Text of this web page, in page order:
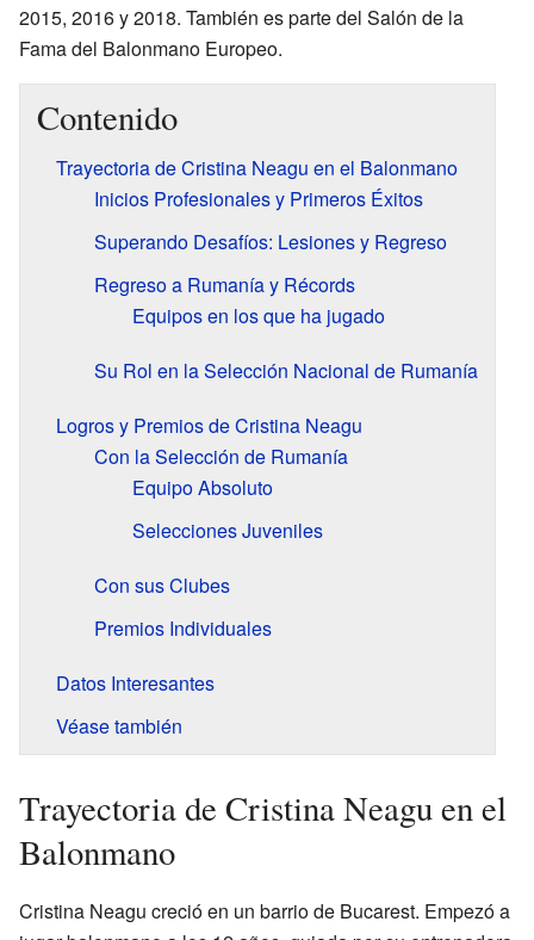
2015, 2016 y 2018. También es parte del Salón de la
Fama del Balonmano Europeo.
Contenido
Trayectoria de Cristina Neagu en el Balonmano
Inicios Profesionales y Primeros Éxitos
Superando Desafíos: Lesiones y Regreso
Regreso a Rumanía y Récords
Equipos en los que ha jugado
Su Rol en la Selección Nacional de Rumanía
Logros y Premios de Cristina Neagu
Con la Selección de Rumanía
Equipo Absoluto
Selecciones Juveniles
Con sus Clubes
Premios Individuales
Datos Interesantes
Véase también
Trayectoria de Cristina Neagu en el
Balonmano
Cristina Neagu creció en un barrio de Bucarest. Empezó a